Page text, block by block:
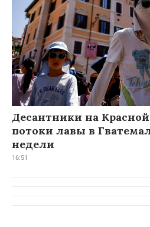
Десантники на
потоки лавы в
недели
16:51